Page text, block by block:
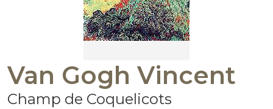
Van Gogh Vincent
Champ de Coquelicots